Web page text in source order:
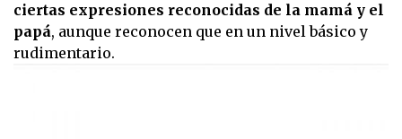
ciertas expresiones reconocidas de la mamá y el
papá, aunque reconocen que en un nivel básico y
rudimentario.